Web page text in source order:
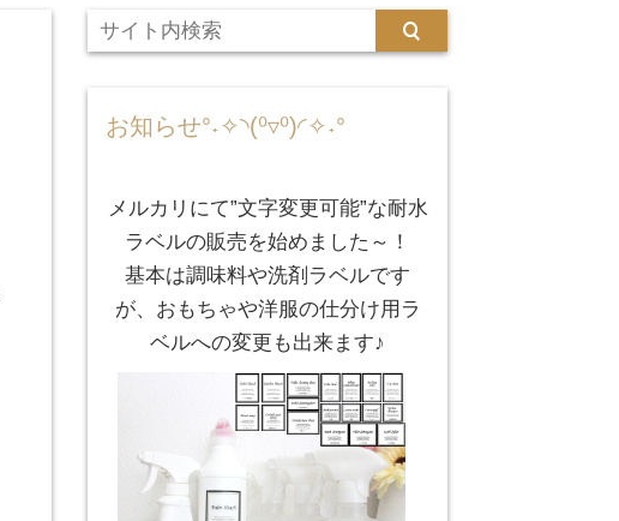
お知らせ°˖✧◝(⁰▿⁰)◜✧˖°
メルカリにて”文字変更可能”な耐水
ラベルの販売を始めました～！
基本は調味料や洗剤ラベルです
が、おもちゃや洋服の仕分け用ラ
ベルへの変更も出来ます♪